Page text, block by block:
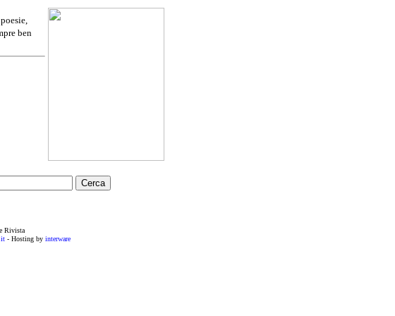
ben
Rivista
- Hosting by interware